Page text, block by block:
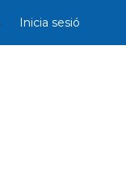
Inicia sesió